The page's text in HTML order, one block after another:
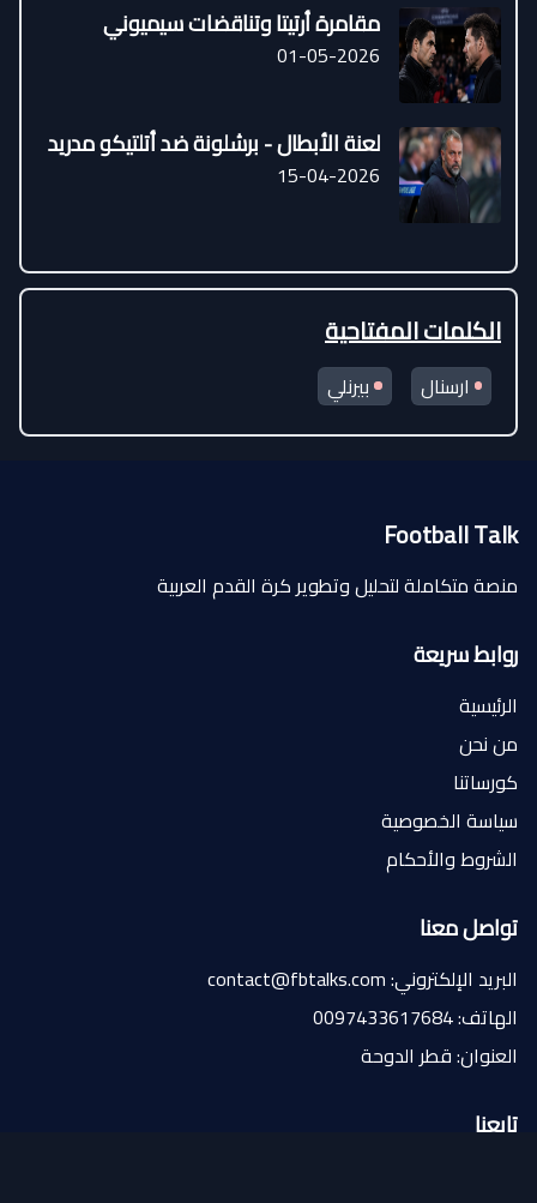
مقامرة أرتيتا وتناقضات سيميوني
01-05-2026
لعنة الأبطال - برشلونة ضد أتلتيكو مدريد
15-04-2026
الكلمات المفتاحية
ارسنال بيرنلي
Football Talk
منصة متكاملة لتحليل وتطوير كرة القدم العربية
روابط سريعة
الرئيسية
من نحن
كورساتنا
سياسة الخصوصية
الشروط والأحكام
تواصل معنا
البريد الإلكتروني: contact@fbtalks.com
الهاتف: 0097433617684
العنوان: قطر الدوحة
تابعنا